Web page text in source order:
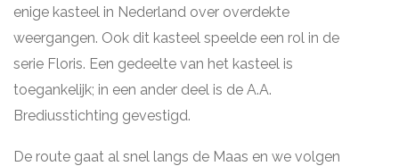
enige kasteel in Nederland over overdekte
weergangen. Ook dit kasteel speelde een rol in de
serie Floris. Een gedeelte van het kasteel is
toegankelijk; in een ander deel is de A.A.
Brediusstichting gevestigd.
De route gaat al snel langs de Maas en we volgen